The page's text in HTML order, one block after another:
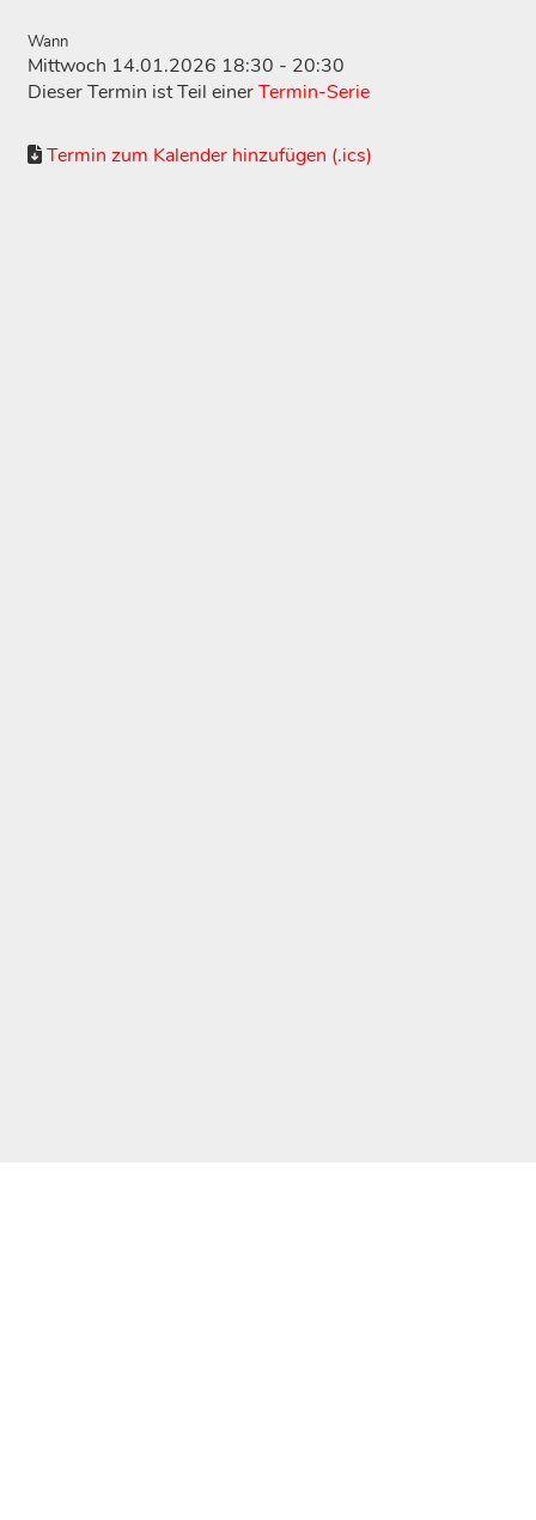
Wann
Mittwoch 14.01.2026 18:30 - 20:30
Dieser Termin ist Teil einerTermin-Serie
Termin zum Kalender hinzufügen (.ics)